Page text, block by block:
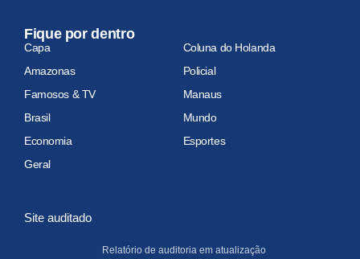
Fique por dentro
Capa
Coluna do Holanda
Amazonas
Policial
Famosos & TV
Manaus
Brasil
Mundo
Economia
Esportes
Geral
Site auditado
Relatório de auditoria em atualização